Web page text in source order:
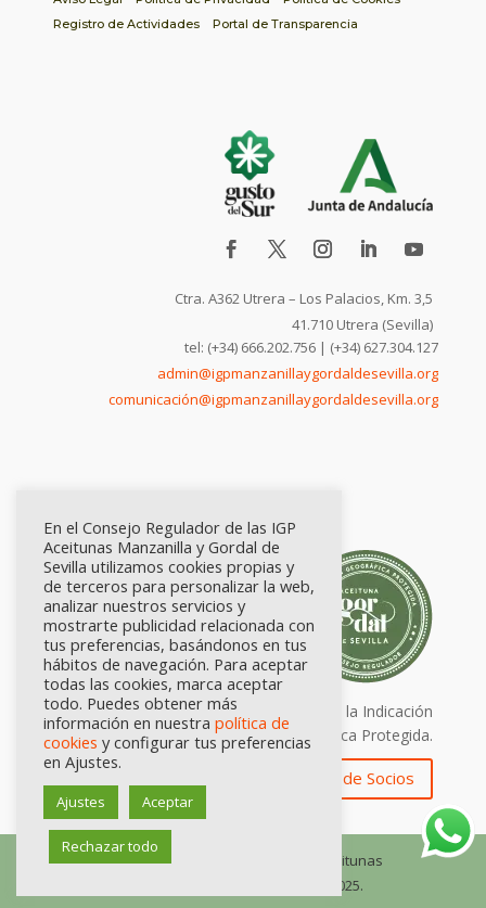
Registro de Actividades
Portal de Transparencia
Ctra. A362 Utrera – Los Palacios, Km. 3,5
41.710 Utrera (Sevilla)
tel: (+34) 666.202.756 | (+34) 627.304.127
admin@igpmanzanillaygordaldesevilla.org
comunicación@igpmanzanillaygordaldesevilla.org
Calidad certificada por Origen. Sellos de la Indicación
Geográfica Protegida.
Zona de Socios
© Consejo Regulador de las IGP Aceitunas
Manzanilla y Gordal de Sevilla, 2025.
En el Consejo Regulador de las IGP
Aceitunas Manzanilla y Gordal de
Sevilla utilizamos cookies propias y
de terceros para personalizar la web,
analizar nuestros servicios y
mostrarte publicidad relacionada con
tus preferencias, basándonos en tus
hábitos de navegación. Para aceptar
todas las cookies, marca aceptar
todo. Puedes obtener más
información en nuestra política de
cookies y configurar tus preferencias
en Ajustes.
Ajustes Aceptar
Rechazar todo